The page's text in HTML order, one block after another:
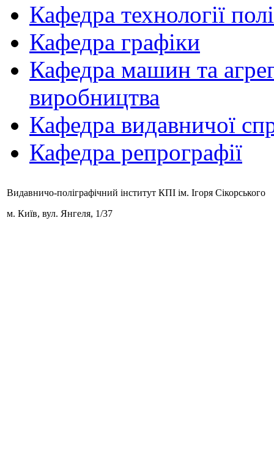
Кафедра технології
Кафедра графіки
Кафедра машин та
виробництва
Кафедра видавничої
Кафедра репрографії
Видавничо-поліграфічний інститут КПІ ім. Ігоря Сікорського
м. Київ, вул. Янгеля, 1/37